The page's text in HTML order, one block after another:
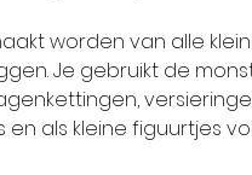
worden van alle
Je gebruikt de
als kleine figuurtjes